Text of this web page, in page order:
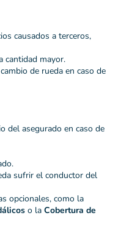
causados a terceros,
cantidad mayor.
de rueda en caso de
del asegurado en caso de
sufrir el conductor del
opcionales, como la
o la Cobertura de